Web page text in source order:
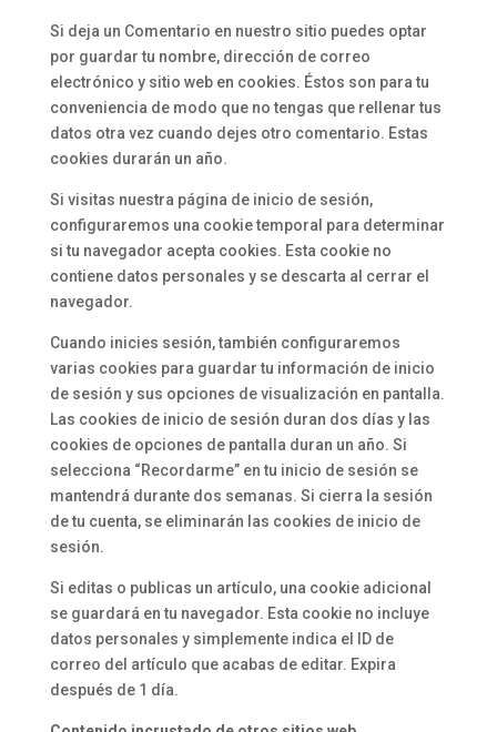
Si deja un Comentario en nuestro sitio puedes optar
por guardar tu nombre, dirección de correo
electrónico y sitio web en cookies. Éstos son para tu
conveniencia de modo que no tengas que rellenar tus
datos otra vez cuando dejes otro comentario. Estas
cookies durarán un año.
Si visitas nuestra página de inicio de sesión,
configuraremos una cookie temporal para determinar
si tu navegador acepta cookies. Esta cookie no
contiene datos personales y se descarta al cerrar el
navegador.
Cuando inicies sesión, también configuraremos
varias cookies para guardar tu información de inicio
de sesión y sus opciones de visualización en pantalla.
Las cookies de inicio de sesión duran dos días y las
cookies de opciones de pantalla duran un año. Si
selecciona “Recordarme” en tu inicio de sesión se
mantendrá durante dos semanas. Si cierra la sesión
de tu cuenta, se eliminarán las cookies de inicio de
sesión.
Si editas o publicas un artículo, una cookie adicional
se guardará en tu navegador. Esta cookie no incluye
datos personales y simplemente indica el ID de
correo del artículo que acabas de editar. Expira
después de 1 día.